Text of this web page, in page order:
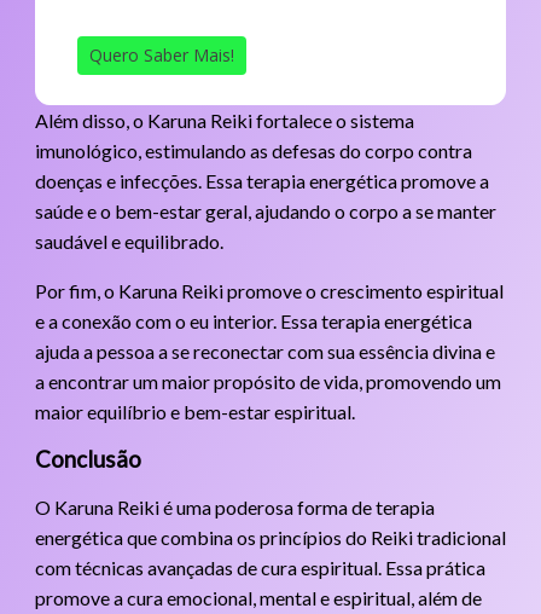
Quero Saber Mais!
Além disso, o Karuna Reiki fortalece o sistema
imunológico, estimulando as defesas do corpo contra
doenças e infecções. Essa terapia energética promove a
saúde e o bem-estar geral, ajudando o corpo a se manter
saudável e equilibrado.
Por fim, o Karuna Reiki promove o crescimento espiritual
e a conexão com o eu interior. Essa terapia energética
ajuda a pessoa a se reconectar com sua essência divina e
a encontrar um maior propósito de vida, promovendo um
maior equilíbrio e bem-estar espiritual.
Conclusão
O Karuna Reiki é uma poderosa forma de terapia
energética que combina os princípios do Reiki tradicional
com técnicas avançadas de cura espiritual. Essa prática
promove a cura emocional, mental e espiritual, além de